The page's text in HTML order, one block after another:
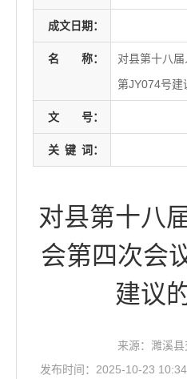
成文日期：
名 称：
对县第十八
第JY074号建
文 号：
关 键 词：
对县第十八
会第四次会
建议
来源：濉溪
发布时间：2025-10-23 10:34